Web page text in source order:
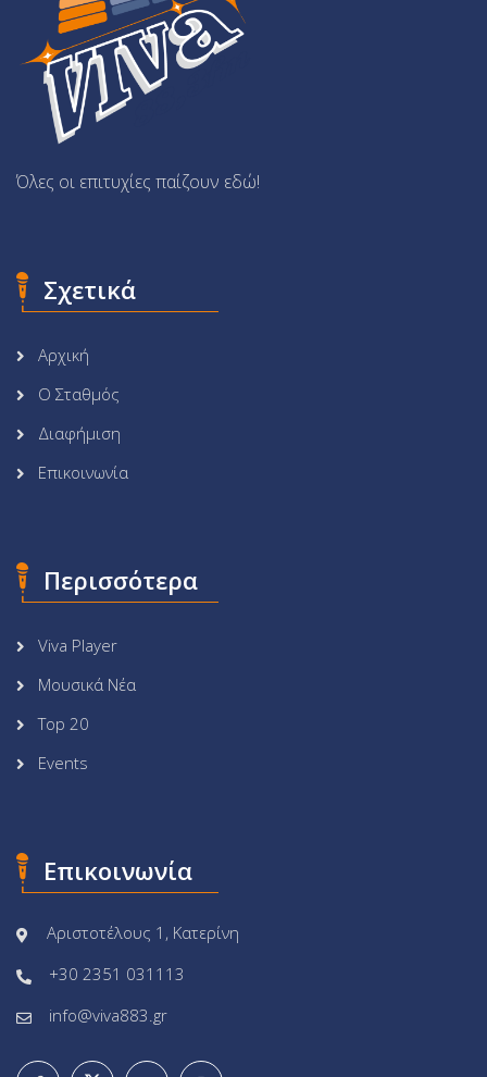
Όλες οι επιτυχίες παίζουν εδώ!
Σχετικά
Αρχική
Ο Σταθμός
Διαφήμιση
Επικοινωνία
Περισσότερα
Viva Player
Μουσικά Νέα
Top 20
Events
Επικοινωνία
Αριστοτέλους 1, Κατερίνη
+30 2351 031113
info@viva883.gr